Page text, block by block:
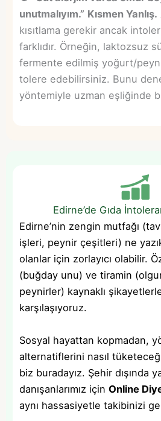
unutmalıyım.” Kısmen Yanlış.
kısıtlama gerekir ancak
farklıdır. Örneğin, laktozsuz
fermente edilmiş yoğurt/
tolere edebilirsiniz. Bunu
yöntemiyle uzman eşliğinde
Edirne’de Gıda
Edirne’nin zengin mutfağı
işleri, peynir çeşitleri) ne
olanlar için zorlayıcı olabilir.
(buğday unu) ve tiramin
peynirler) kaynaklı
karşılaşıyoruz.
Sosyal hayattan kopmadan,
alternatiflerini nasıl
biz buradayız. Şehir dışında
danışanlarımız için Online
aynı hassasiyetle takibinizi